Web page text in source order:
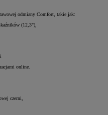
odmiany Comfort, takie jak:
(12,3"),
online.
czerni,